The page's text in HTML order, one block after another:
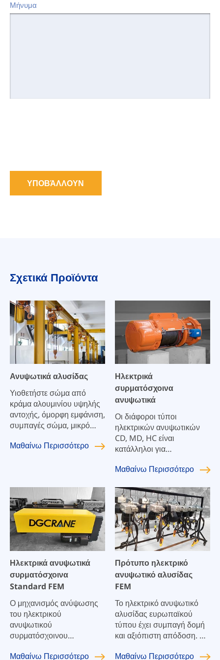
Μήνυμα
ΥΠΟΒΆΛΛΟΥΝ
Σχετικά Προϊόντα
Ανυψωτικά αλυσίδας
Υιοθετήστε σώμα από
κράμα αλουμινίου υψηλής
αντοχής, όμορφη εμφάνιση,
συμπαγές σώμα, μικρό
υψηλή ευελιξία και λογική
Μαθαίνω Περισσότερο
Ηλεκτρικά
συρματόσχοινα
ανυψωτικά
Οι διάφοροι τύποι
ηλεκτρικών ανυψωτικών
CD, MD, HC είναι
κατάλληλοι για
εργασίας. Εγχώριο ώριμο
σταθερότητα, υψηλός
συντελεστής ασφάλειας,
μεγάλη μηχανική ζωή,
εύκολη συντήρηση και
υψηλή απόδοση κόστους.
Μαθαίνω Περισσότερο
Ηλεκτρικά ανυψωτικά
συρματόσχοινα
Standard FEM
Ο μηχανισμός ανύψωσης
του ηλεκτρικού
ανυψωτικού
συρματόσχοινου
υιοθετεί πλανητικά
Μαθαίνω Περισσότερο
Πρότυπο ηλεκτρικό
ανυψωτικό αλυσίδας
FEM
Το ηλεκτρικό ανυψωτικό
αλυσίδας ευρωπαϊκού
τύπου έχει συμπαγή δομή
και αξιόπιστη απόδοση. Ο
επιτρέπει στα προϊόντα μας
Μαθαίνω Περισσότερο